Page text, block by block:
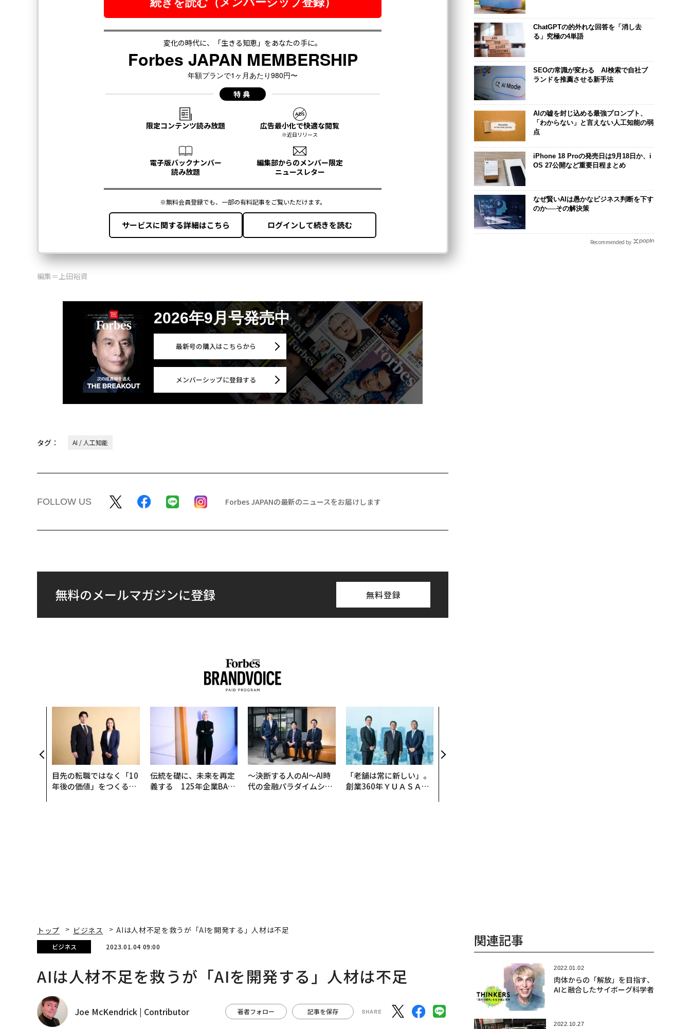
編集＝上田裕資
2026年9月号発売中
最新号の購入はこちらから
メンバーシップに登録する
タグ： AI / 人工知能
FOLLOW US Forbes JAPANの最新のニュースをお届けします
無料のメールマガジンに登録 無料登録
目先の転職ではなく「10
年後の価値」をつくる─
伝統を礎に、未来を再定
義する 125年企業BAT
〜決断する人のAI〜AI時
代の金融パラダイムシフ
「老舗は常に新しい」。
創業360年ＹＵＡＳＡと
ビジネス×PwC】
ChatGPTの的外れな回答を「消し去
る」究極の4単語
SEOの常識が変わる AI検索で自社ブ
ランドを推薦させる新手法
AIの嘘を封じ込める最強プロンプト、
「わからない」と言えない人工知能の弱
点
iPhone 18 Proの発売日は9月18日か、i
OS 27公開など重要日程まとめ
なぜ賢いAIは愚かなビジネス判断を下す
のか──その解決策
Recommended by
トップ ビジネス AIは人材不足を救うが「AIを開発する」人材は不足
ビジネス 2023.01.04 09:00
AIは人材不足を救うが「AIを開発する」人材は不足
Joe McKendrick | Contributor 著者フォロー 記事を保存
関連記事
2022.01.02
肉体からの「解放」を目指す、
AIと融合したサイボーグ科学者
2022.10.27